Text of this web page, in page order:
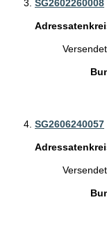
SG2602260008
SG2606240057